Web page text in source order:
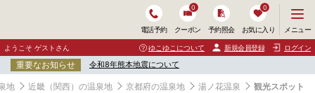
電話予約 クーポン
0
予約照会 お気に入り
0
ニ
ュ
ー
開
く
メニュー
ようこそ ゲストさん ゆこゆこについて 新規会員登録 ログイン
重要なお知らせ 令和8年熊本地震について
地 近畿（関西）の温泉地 京都府の温泉地 湯ノ花温泉 観光スポット